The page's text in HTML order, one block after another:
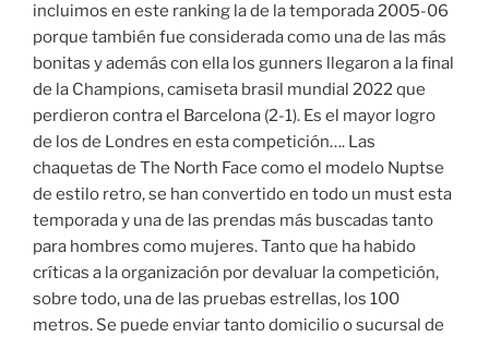
incluimos en este ranking la de la temporada 2005-06
porque también fue considerada como una de las más
bonitas y además con ella los gunners llegaron a la final
de la Champions, camiseta brasil mundial 2022 que
perdieron contra el Barcelona (2-1). Es el mayor logro
de los de Londres en esta competición…. Las
chaquetas de The North Face como el modelo Nuptse
de estilo retro, se han convertido en todo un must esta
temporada y una de las prendas más buscadas tanto
para hombres como mujeres. Tanto que ha habido
críticas a la organización por devaluar la competición,
sobre todo, una de las pruebas estrellas, los 100
metros. Se puede enviar tanto domicilio o sucursal de